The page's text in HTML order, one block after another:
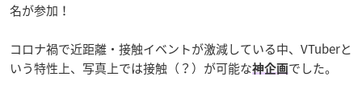
名が参加！
コロナ禍で近距離・接触イベントが激減している中、VTuberと
いう特性上、写真上では接触（？）が可能な神企画でした。